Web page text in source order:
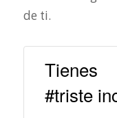
de ti.
#triste